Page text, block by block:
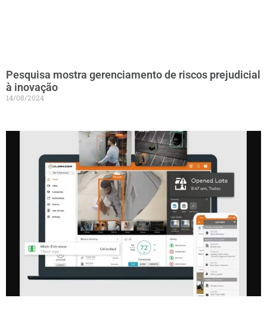
Pesquisa mostra gerenciamento de riscos prejudicial
à inovação
14/08/2024